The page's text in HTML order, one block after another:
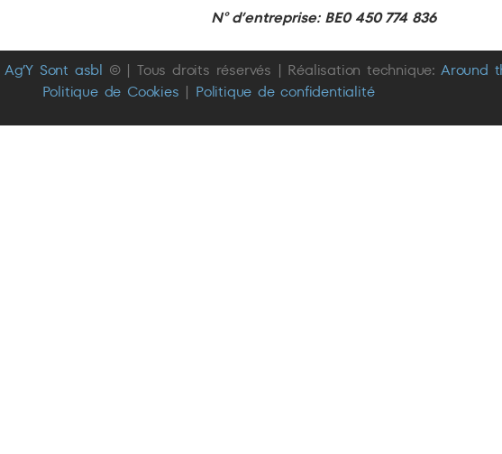
N° d’entreprise: BE0 450 774 836
Ag’Y Sont asbl © | Tous droits réservés | Réalisation technique: Around
Politique de Cookies | Politique de confidentialité